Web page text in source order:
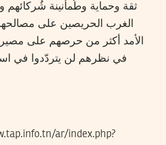
ثقة وحماية وطُمأنينة
الغرب الحريصين على
الأمد أكثر من حرصهم على
في نظرهم لن يتردّدوا في